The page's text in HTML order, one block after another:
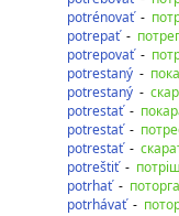
potrénovať-
potrepať-
potrepovať-
potrestaný -
potrestaný -
potrestať-
potrestať-
potrestať-
potreštiť-
potrhať-
potrhávať-